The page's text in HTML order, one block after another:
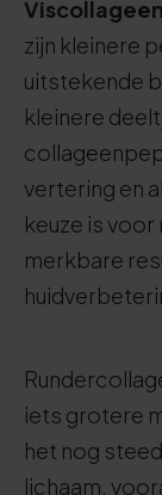
zijn kleinere
uitstekende
kleinere
vertering en
keuze is
merkbare
iets grotere
het nog
lichaam,